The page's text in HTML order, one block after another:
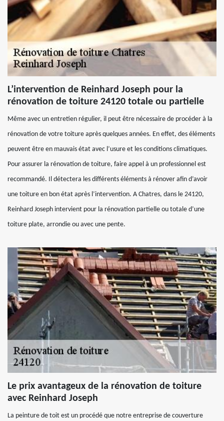
L’intervention de Reinhard Joseph pour la
rénovation de toiture 24120 totale ou partielle
Même avec un entretien régulier, il peut être nécessaire de procéder à la
rénovation de votre toiture après quelques années. En effet, des éléments
peuvent être en mauvais état avec l’usure et les conditions climatiques.
Pour assurer la rénovation de toiture, faire appel à un professionnel est
recommandé. Il détectera les différents éléments à rénover afin d’avoir
une toiture en bon état après l’intervention. A Chatres, dans le 24120,
Reinhard Joseph intervient pour la rénovation partielle ou totale d’une
toiture plate, arrondie ou avec une pente.
Le prix avantageux de la rénovation de toiture
avec Reinhard Joseph
La peinture de toit est un procédé que notre entreprise de couverture